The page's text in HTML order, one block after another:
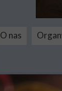
O nas